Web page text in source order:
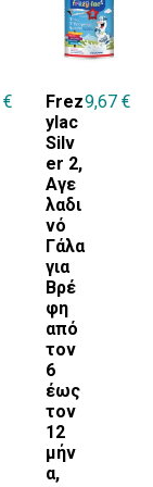
€
Frez
ylac
Silv
er 2,
Αγε
λαδι
νό
Γάλα
για
Βρέ
φη
από
τον
6
έως
τον
12
μήν
α,
9,67 €